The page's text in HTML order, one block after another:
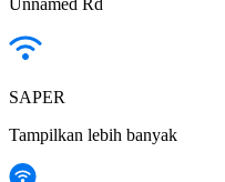
Unnamed Rd
SAPER
Tampilkan lebih banyak